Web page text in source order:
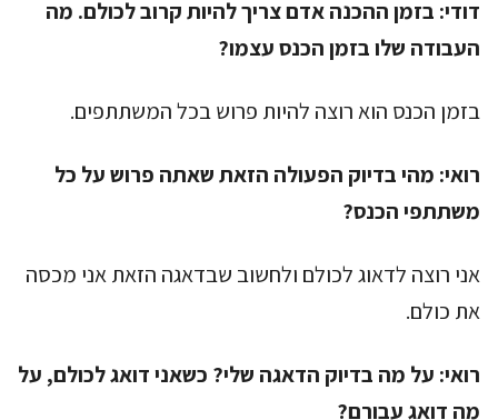
דודי: בזמן ההכנה אדם צריך להיות קרוב לכולם. מה
העבודה שלו בזמן הכנס עצמו?
בזמן הכנס הוא רוצה להיות פרוש בכל המשתתפים.
רואי: מהי בדיוק הפעולה הזאת שאתה פרוש על כל
משתתפי הכנס?
אני רוצה לדאוג לכולם ולחשוב שבדאגה הזאת אני מכסה
את כולם.
רואי: על מה בדיוק הדאגה שלי? כשאני דואג לכולם, על
מה דואג עבורם?